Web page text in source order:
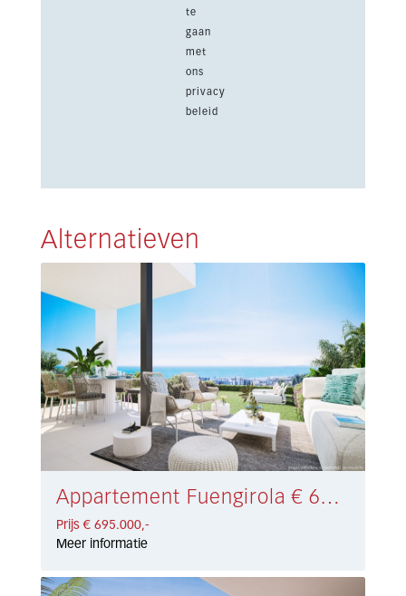
te
gaan
met
ons
privacy
beleid
Alternatieven
Appartement Fuengirola € 695.000,-
Prijs € 695.000,-
Meer informatie